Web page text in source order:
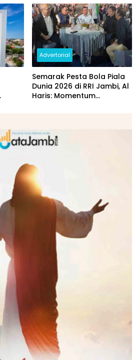
Rp144 Miliar
Advertorial
Semarak Pesta Bola Piala
Dunia 2026 di RRI Jambi, Al
Haris: Momentum